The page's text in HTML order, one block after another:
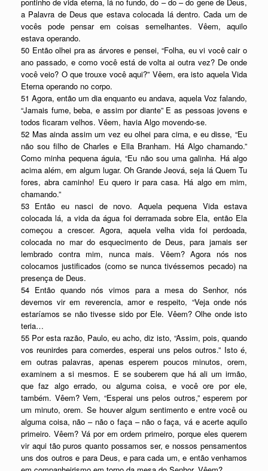
a Palavra de Deus que estava colocada lá dentro. Cada um de
vocês pode pensar em coisas semelhantes. Vêem, aquilo
estava operando.
50 Então olhei pra as árvores e pensei, “Folha, eu vi você cair o
ano passado, e como você está de volta ai outra vez? De onde
você veio? O que trouxe você aqui?” Vêem, era isto aquela Vida
Eterna operando no corpo.
51 Agora, então um dia enquanto eu andava, aquela Voz falando,
“Jamais fume, beba, e assim por diante” E as pessoas jovens e
todos ficaram velhos. Vêem, havia Algo movendo-se.
52 Mas ainda assim um vez eu olhei para cima, e eu disse, “Eu
não sou filho de Charles e Ella Branham. Há Algo chamando.”
Como minha pequena águia, “Eu não sou uma galinha. Há algo
acima além, em algum lugar. Oh Grande Jeová, seja lá Quem Tu
fores, abra caminho! Eu quero ir para casa. Há algo em mim,
chamando.”
53 Então eu nasci de novo. Aquela pequena Vida estava
colocada lá, a vida da água foi derramada sobre Ela, então Ela
começou a crescer. Agora, aquela velha vida foi perdoada,
colocada no mar do esquecimento de Deus, para jamais ser
lembrado contra mim, nunca mais. Vêem? Agora nós nos
colocamos justificados (como se nunca tivéssemos pecado) na
presença de Deus.
54 Então quando nós vimos para a mesa do Senhor, nós
devemos vir em reverencia, amor e respeito, “Veja onde nós
estaríamos se não tivesse sido por Ele. Vêem? Olhe onde isto
teria…
55 Por esta razão, Paulo, eu acho, diz isto, “Assim, pois, quando
vos reunirdes para comerdes, esperai uns pelos outros.” Isto é,
em outras palavras, apenas esperem poucos minutos, orem,
examinem a si mesmos. E se souberem que há ali um irmão,
que faz algo errado, ou alguma coisa, e você ore por ele,
também. Vêem? Vem, “Esperai uns pelos outros,” esperem por
um minuto, orem. Se houver algum sentimento e entre você ou
alguma coisa, não – não o faça – não o faça, vá e acerte aquilo
primeiro. Vêem? Vá por em ordem primeiro, porque eles querem
vir aqui tão puros quanto possamos ser, e nossos pensamentos
uns dos outros e para Deus, e para cada um, e então venhamos